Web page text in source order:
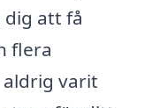
dig att få
flera
varit